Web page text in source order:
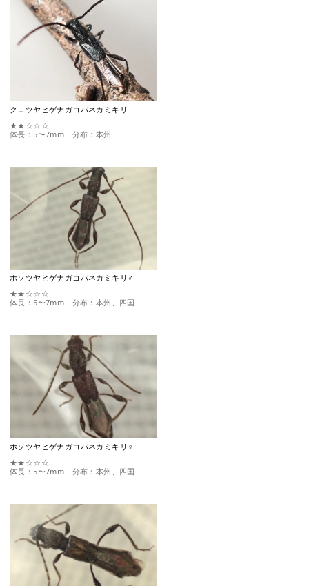
クロツヤヒゲナガコバネカミキリ
★★☆☆☆
体長：5〜7mm 分布：本州
ホソツヤヒゲナガコバネカミキリ♂
★★☆☆☆
体長：5〜7mm 分布：本州、四国
ホソツヤヒゲナガコバネカミキリ♀
★★☆☆☆
体長：5〜7mm 分布：本州、四国